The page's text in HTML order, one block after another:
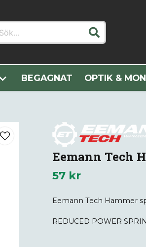
BEGAGNAT OPTIK &
Fjädrar Eemann Tech
Eemann Tech
57 kr
Eemann Tech Hammer
REDUCED POWER